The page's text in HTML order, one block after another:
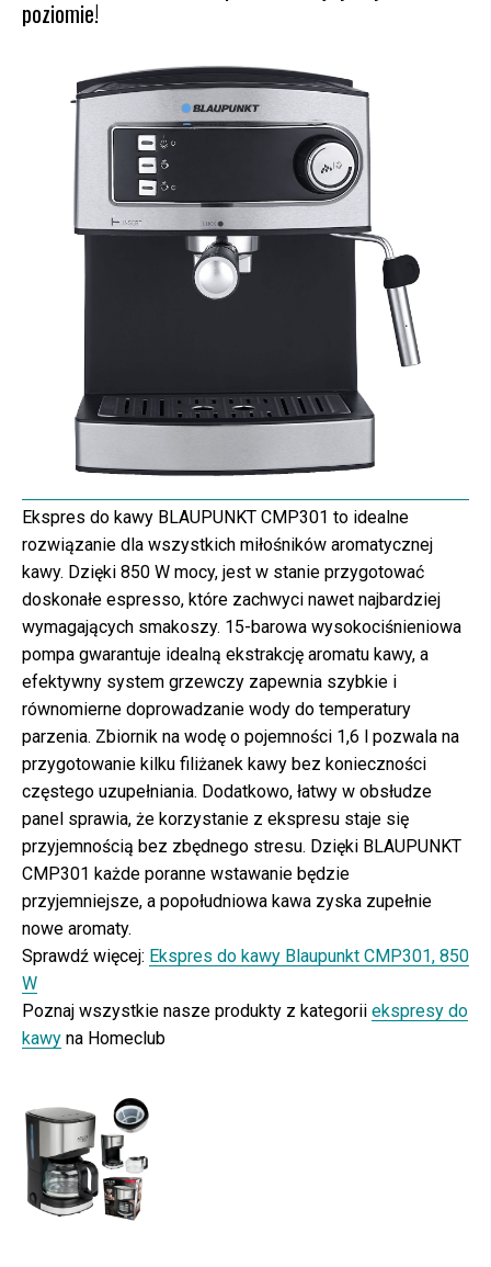
poziomie!
Ekspres do kawy BLAUPUNKT CMP301 to idealne
rozwiązanie dla wszystkich miłośników aromatycznej
kawy. Dzięki 850 W mocy, jest w stanie przygotować
doskonałe espresso, które zachwyci nawet najbardziej
wymagających smakoszy. 15-barowa wysokociśnieniowa
pompa gwarantuje idealną ekstrakcję aromatu kawy, a
efektywny system grzewczy zapewnia szybkie i
równomierne doprowadzanie wody do temperatury
parzenia. Zbiornik na wodę o pojemności 1,6 l pozwala na
przygotowanie kilku filiżanek kawy bez konieczności
częstego uzupełniania. Dodatkowo, łatwy w obsłudze
panel sprawia, że korzystanie z ekspresu staje się
przyjemnością bez zbędnego stresu. Dzięki BLAUPUNKT
CMP301 każde poranne wstawanie będzie
przyjemniejsze, a popołudniowa kawa zyska zupełnie
nowe aromaty.
Sprawdź więcej: Ekspres do kawy Blaupunkt CMP301, 850
W
Poznaj wszystkie nasze produkty z kategorii ekspresy do
kawy na Homeclub